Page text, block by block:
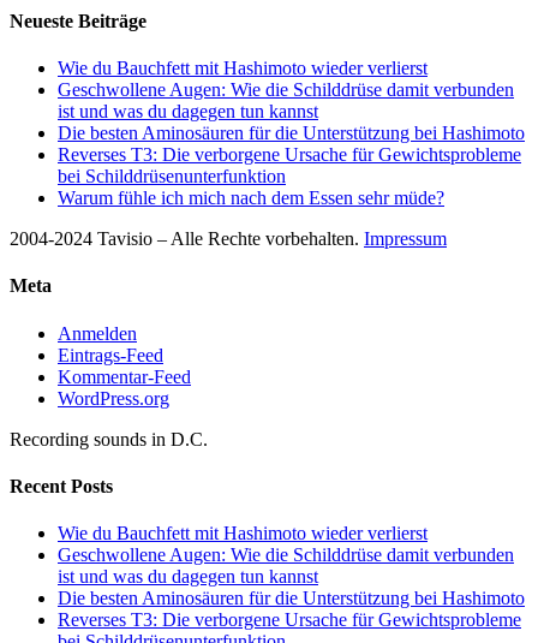
Neueste Beiträge
Wie du Bauchfett mit Hashimoto wieder verlierst
Geschwollene Augen: Wie die Schilddrüse damit verbunden
ist und was du dagegen tun kannst
Die besten Aminosäuren für die Unterstützung bei Hashimoto
Reverses T3: Die verborgene Ursache für Gewichtsprobleme
bei Schilddrüsenunterfunktion
Warum fühle ich mich nach dem Essen sehr müde?
2004-2024 Tavisio – Alle Rechte vorbehalten. Impressum
Meta
Anmelden
Eintrags-Feed
Kommentar-Feed
WordPress.org
Recording sounds in D.C.
Recent Posts
Wie du Bauchfett mit Hashimoto wieder verlierst
Geschwollene Augen: Wie die Schilddrüse damit verbunden
ist und was du dagegen tun kannst
Die besten Aminosäuren für die Unterstützung bei Hashimoto
Reverses T3: Die verborgene Ursache für Gewichtsprobleme